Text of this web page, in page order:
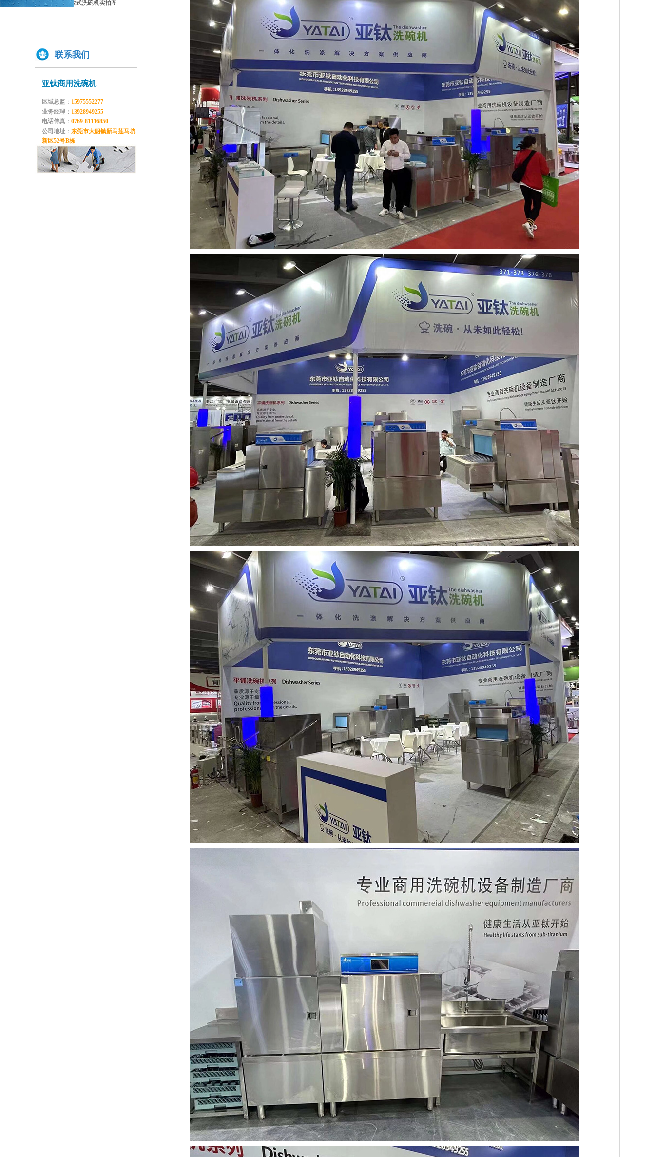
亚钛洗碗机参展第三十三届上海国际酒店及餐饮业博览会
洗碗机比手洗更卫生？更节水？更高效？
拍图 揭盖式洗碗机MAX-70D
联系我们
亚钛商用洗碗机
区域总监 ： 15975552277
业务经理： 13928949255
电话传真 ： 0769-81116850
公司地址 ： 东莞市大朗镇新马莲马坑
新区52号B栋